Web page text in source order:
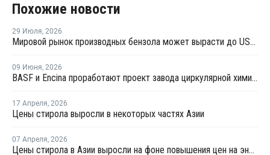
Похожие новости
29 Июля, 2026
Мировой рынок производных бензола может вырасти до USD69,3 млрд к 2032 году за счет спроса на стирольные полимеры
09 Июня, 2026
BASF и Encina проработают проект завода циркулярной химии в США
17 Апреля, 2026
Цены стирола выросли в некоторых частях Азии
07 Апреля, 2026
Цены стирола в Азии выросли на фоне повышения цен на энергоносители и сырье